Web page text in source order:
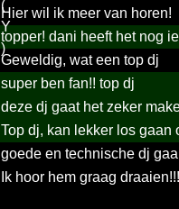
Hier wil ik meer van horen!
topper! dani heeft het nog
Geweldig, wat een top dj
super ben fan!! top dj
deze dj gaat het zeker
Top dj, kan lekker los
goede en technische dj
Ik hoor hem graag